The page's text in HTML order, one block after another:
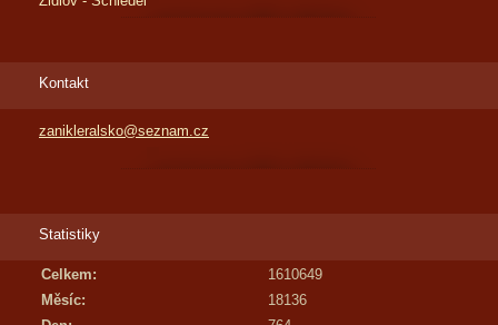
Kontakt
zanikleralsko@seznam.cz
Statistiky
Celkem:
1610649
Měsíc:
18136